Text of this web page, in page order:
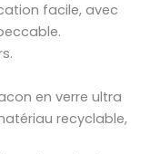
facile, avec
en verre ultra
recyclable,